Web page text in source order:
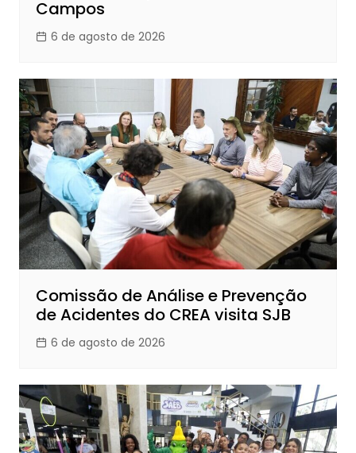
Campos
6 de agosto de 2026
Comissão de Análise e Prevenção
de Acidentes do CREA visita SJB
6 de agosto de 2026